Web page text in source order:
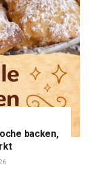
backen,